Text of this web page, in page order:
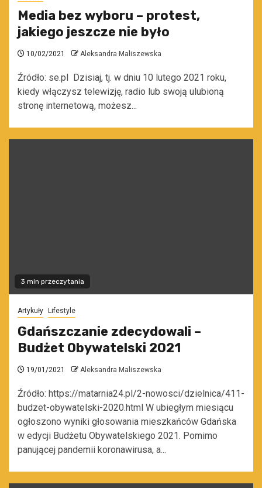
Media bez wyboru – protest,
jakiego jeszcze nie było
10/02/2021 Aleksandra Maliszewska
Źródło: se.pl Dzisiaj, tj. w dniu 10 lutego 2021 roku,
kiedy włączysz telewizję, radio lub swoją ulubioną
stronę internetową, możesz...
3 min przeczytania
Artykuły Lifestyle
Gdańszczanie zdecydowali –
Budżet Obywatelski 2021
19/01/2021 Aleksandra Maliszewska
Źródło: https://matarnia24.pl/2-nowosci/dzielnica/411-
budzet-obywatelski-2020.html W ubiegłym miesiącu
ogłoszono wyniki głosowania mieszkańców Gdańska
w edycji Budżetu Obywatelskiego 2021. Pomimo
panującej pandemii koronawirusa, a...